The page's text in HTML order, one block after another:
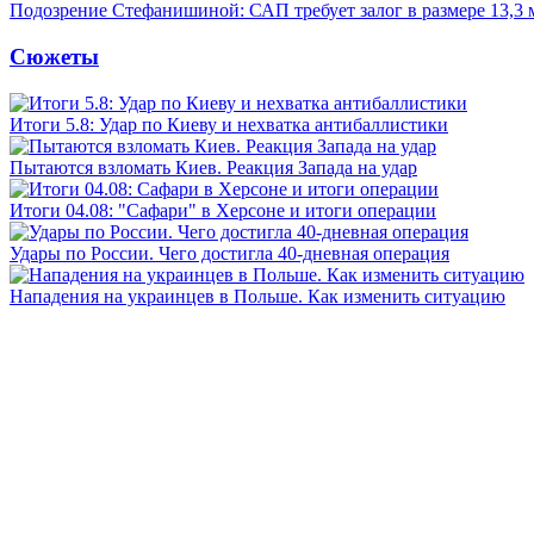
Подозрение Стефанишиной: САП требует залог в размере 13,3
Сюжеты
Итоги 5.8: Удар по Киеву и нехватка антибаллистики
Пытаются взломать Киев. Реакция Запада на удар
Итоги 04.08: "Сафари" в Херсоне и итоги операции
Удары по России. Чего достигла 40-дневная операция
Нападения на украинцев в Польше. Как изменить ситуацию